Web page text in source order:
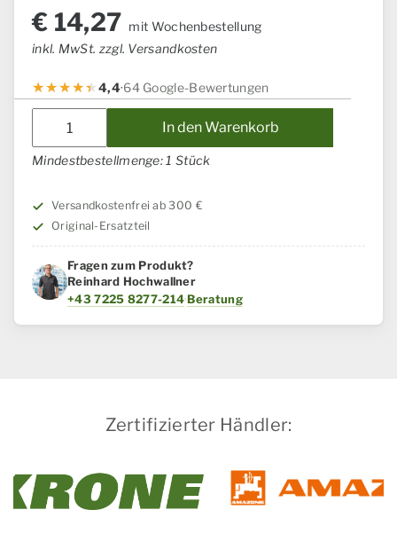
€ 14,27 mit Wochenbestellung
inkl. MwSt. zzgl. Versandkosten
4,4·64 Google-Bewertungen
IH
Menge
In den Warenkorb
Mindestbestellmenge: 1 Stück
Versandkostenfrei ab 300 €
Original-Ersatzteil
Fragen zum Produkt?
Reinhard Hochwallner
+43 7225 8277-214·Beratung
Zertifizierter Händler: